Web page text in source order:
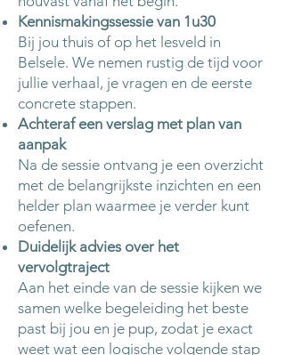
Kennismakingssessie van 1u30
Bij jou thuis of op het lesveld in
Belsele. We nemen rustig de tijd voor
jullie verhaal, je vragen en de eerste
concrete stappen.
Achteraf een verslag met plan van
aanpak
Na de sessie ontvang je een overzicht
met de belangrijkste inzichten en een
helder plan waarmee je verder kunt
oefenen.
Duidelijk advies over het
vervolgtraject
Aan het einde van de sessie kijken we
samen welke begeleiding het beste
past bij jou en je pup, zodat je exact
weet wat een logische volgende stap